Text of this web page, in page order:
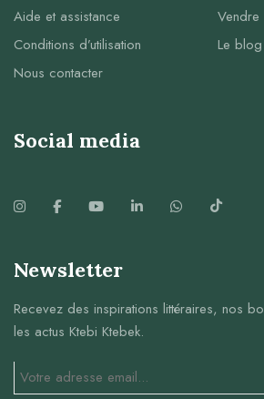
Aide et assistance
Conditions d’utilisation
Nous contacter
Vendre
Le blog
Social media
Newsletter
Recevez des inspirations littéraires, nos
les actus Ktebi Ktebek.